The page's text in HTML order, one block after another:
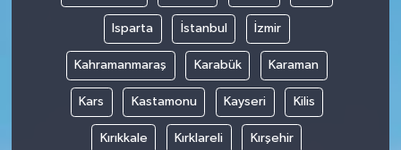
Isparta İstanbul İzmir
Kahramanmaraş Karabük Karaman
Kars Kastamonu Kayseri Kilis
Kırıkkale Kırklareli Kırşehir